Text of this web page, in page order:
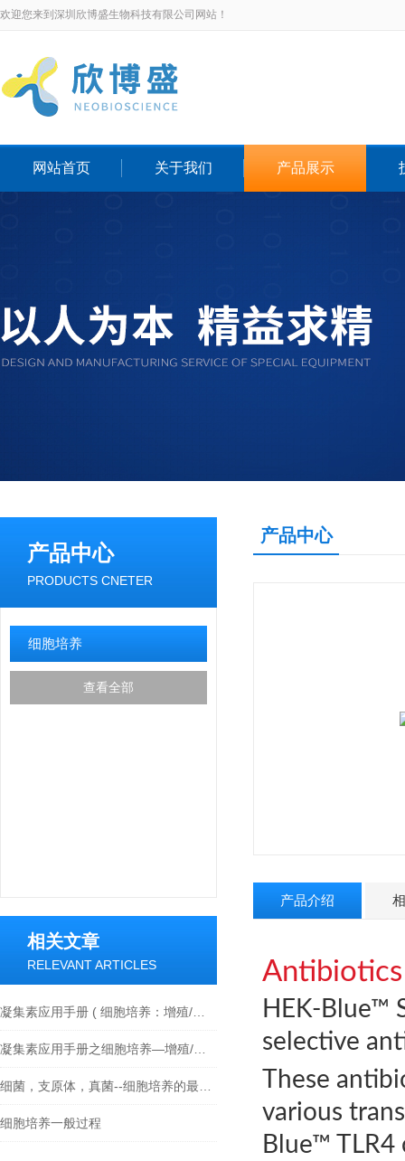
欢迎您来到深圳欣博盛生物科技有限公司网站！
网站首页 关于我们 产品展示
产品中心
PRODUCTS CNETER
细胞培养
查看全部
相关文章
RELEVANT ARTICLES
细胞培养一般过程
产品中心
产品介绍
HEK-Blue™
selective
These
various
Blue™ TLR4